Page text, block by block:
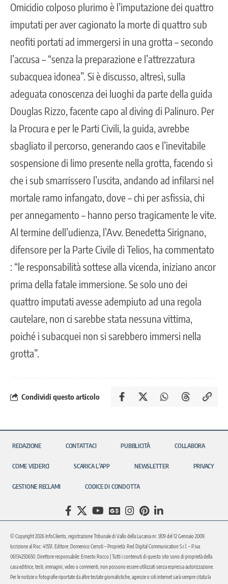
Omicidio colposo plurimo è l’imputazione dei quattro
imputati per aver cagionato la morte di quattro sub
neofiti portati ad immergersi in una grotta – secondo
l’accusa – “senza la preparazione e l’attrezzatura
subacquea idonea”. Si è discusso, altresì, sulla
adeguata conoscenza dei luoghi da parte della guida
Douglas Rizzo, facente capo al diving di Palinuro. Per
la Procura e per le Parti Civili, la guida, avrebbe
sbagliato il percorso, generando caos e l’inevitabile
sospensione di limo presente nella grotta, facendo sì
che i sub smarrissero l’uscita, andando ad infilarsi nel
mortale ramo infangato, dove – chi per asfissia, chi
per annegamento – hanno perso tragicamente le vite.
Al termine dell’udienza, l’Avv. Benedetta Sirignano,
difensore per la Parte Civile di Telios, ha commentato
: “le responsabilità sottese alla vicenda, iniziano ancor
prima della fatale immersione. Se solo uno dei
quattro imputati avesse adempiuto ad una regola
cautelare, non ci sarebbe stata nessuna vittima,
poiché i subacquei non si sarebbero immersi nella
grotta”.
Condividi questo articolo
REDAZIONE CONTATTACI PUBBLICITÀ COLLABORA
COME VEDERCI SCARICA L’APP NEWSLETTER PRIVACY
GESTIONE RECLAMI CODICE DI CONDOTTA
© Copyright 2026 InfoCilento, registrazione Tribunale di Vallo della Lucania nr. 1/09 del 12 Gennaio 2009.
Iscrizione al Roc: 41551. Editore: Domenico Cerruti – Proprietà: Red Digital Communication S.r.l. – P.iva
06134250650. Direttore responsabile: Ernesto Rocco | Tutti i contenuti di questo sito sono di proprietà della
casa editrice, testi, immagini, video o commenti, non possono essere utilizzati senza espressa autorizzazione.
Per le notizie o fotografie riportate da altre testate giornalistiche, agenzie o siti internet sarà sempre citata la